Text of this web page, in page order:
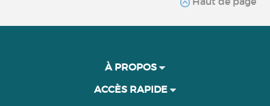
À PROPOS
ACCÈS RAPIDE